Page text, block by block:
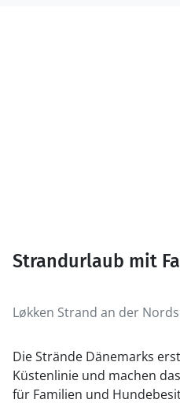
Løkken Strand an der
Strandurlaub mit
Die Strände Dänemarks
Küstenlinie und machen
für Familien und